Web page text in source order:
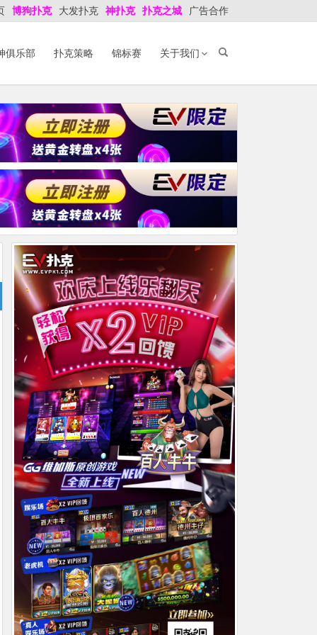
博狗扑克 大发扑克 神扑克 扑克之城 广告合作
俱乐部 扑克策略 锦标赛 关于我们